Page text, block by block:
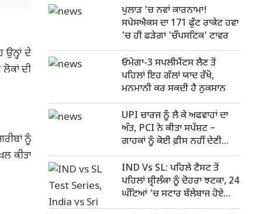
ਦੇ
ਦੀ
ਨੂੰ
ਕੀਤਾ
ਪੁਲਾੜ 'ਚ ਨਵਾਂ ਕਾਰਨਾਮਾ!
ਸਪੇਸਐਕਸ ਦਾ 171 ਫੁੱਟ ਰਾਕੇਟ ਹਵਾ
'ਚ ਹੀ ਫੜੇਗਾ 'ਚੌਪਸਟਿਕ' ਟਾਵਰ
ਓਮੇਗਾ-3 ਸਪਲੀਮੈਂਟਸ ਲੈਣ ਤੋਂ
ਪਹਿਲਾਂ ਇਹ ਗੱਲਾਂ ਯਾਦ ਰੱਖੋ,
ਮਨਮਾਨੀ ਕਰ ਸਕਦੀ ਹੈ ਨੁਕਸਾਨ
UPI ਚਾਰਜ ਨੂੰ ਲੈ ਕੇ ਅਫਵਾਹਾਂ ਦਾ
ਅੰਤ, PCI ਨੇ ਕੀਤਾ ਸਪੱਸ਼ਟ –
ਗਾਹਕਾਂ ਨੂੰ ਕੋਈ ਫ਼ੀਸ ਨਹੀਂ ਦੇਣੀ
ਪਵੇਗੀ
IND Vs SL: ਪਹਿਲੇ ਟੈਸਟ ਤੋਂ
ਪਹਿਲਾਂ ਸ਼੍ਰੀਲੰਕਾ ਨੂੰ ਦੋਹਰਾ ਝਟਕਾ, 24
ਘੰਟਿਆਂ 'ਚ ਸਟਾਰ ਬੱਲੇਬਾਜ ਹੋਏ
ਬਾਹਰ